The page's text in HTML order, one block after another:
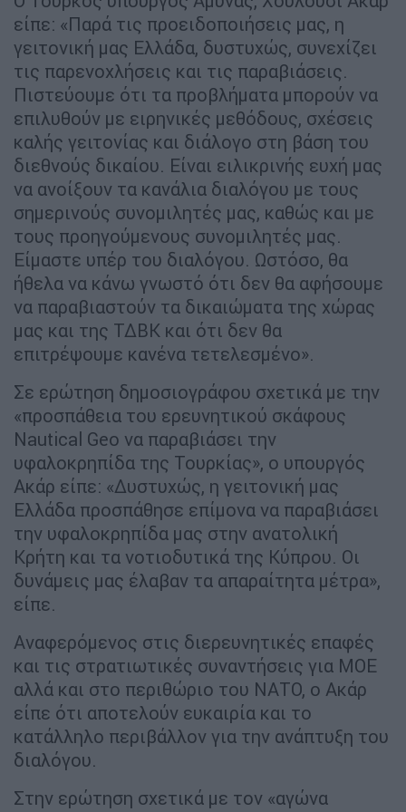
είπε: «Παρά τις προειδοποιήσεις μας, η
γειτονική μας Ελλάδα, δυστυχώς, συνεχίζει
τις παρενοχλήσεις και τις παραβιάσεις.
Πιστεύουμε ότι τα προβλήματα μπορούν να
επιλυθούν με ειρηνικές μεθόδους, σχέσεις
καλής γειτονίας και διάλογο στη βάση του
διεθνούς δικαίου. Είναι ειλικρινής ευχή μας
να ανοίξουν τα κανάλια διαλόγου με τους
σημερινούς συνομιλητές μας, καθώς και με
τους προηγούμενους συνομιλητές μας.
Είμαστε υπέρ του διαλόγου. Ωστόσο, θα
ήθελα να κάνω γνωστό ότι δεν θα αφήσουμε
να παραβιαστούν τα δικαιώματα της χώρας
μας και της ΤΔΒΚ και ότι δεν θα
επιτρέψουμε κανένα τετελεσμένο».
Σε ερώτηση δημοσιογράφου σχετικά με την
«προσπάθεια του ερευνητικού σκάφους
Nautical Geo να παραβιάσει την
υφαλοκρηπίδα της Τουρκίας», ο υπουργός
Ακάρ είπε: «Δυστυχώς, η γειτονική μας
Ελλάδα προσπάθησε επίμονα να παραβιάσει
την υφαλοκρηπίδα μας στην ανατολική
Κρήτη και τα νοτιοδυτικά της Κύπρου. Οι
δυνάμεις μας έλαβαν τα απαραίτητα μέτρα»,
είπε.
Αναφερόμενος στις διερευνητικές επαφές
και τις στρατιωτικές συναντήσεις για ΜΟΕ
αλλά και στο περιθώριο του ΝΑΤΟ, ο Ακάρ
είπε ότι αποτελούν ευκαιρία και το
κατάλληλο περιβάλλον για την ανάπτυξη του
διαλόγου.
Στην ερώτηση σχετικά με τον «αγώνα